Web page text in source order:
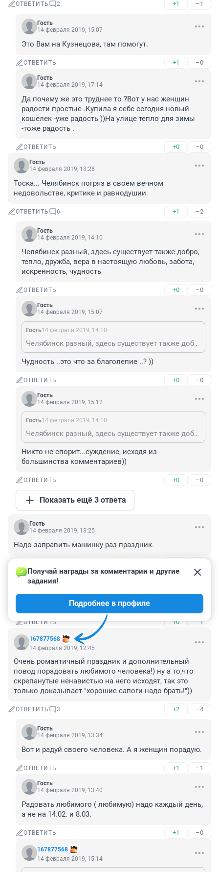
ОТВЕТИТЬ 2 +1 –1
Гость
14 февраля 2019, 15:07
Это Вам на Кузнецова, там помогут.
ОТВЕТИТЬ +1 –0
Гость
14 февраля 2019, 17:14
Да почему же это труднее то ?Вот у нас женщин
радости простые .Купила я себе сегодня новый
кошелек -уже радость ))На улице тепло для зимы
-тоже радость .
ОТВЕТИТЬ +0 –0
Гость
14 февраля 2019, 13:28
Тоска... Челябинск погряз в своем вечном
недовольстве, критике и равнодушии.
ОТВЕТИТЬ 6 +1 –2
Гость
14 февраля 2019, 14:10
Челябинск разный, здесь существует также добро,
тепло, дружба, вера в настоящую любовь, забота,
искренность, чудность
ОТВЕТИТЬ +0 –0
Гость
14 февраля 2019, 15:07
Гость14 февраля 2019, 14:10
Челябинск разный, здесь существует также добро, тепло, дружба, вера в настоящую любовь, забота, искренность, чудность
Чудность ..это что за благолепие ..? ))
ОТВЕТИТЬ +0 –0
Гость
14 февраля 2019, 15:12
Гость14 февраля 2019, 14:10
Челябинск разный, здесь существует также добро, тепло, дружба, вера в настоящую любовь, забота, искренность, чудность
Никто не спорит...суждение, исходя из
большинства комментариев))
ОТВЕТИТЬ +0 –0
Показать ещё 3 ответа
Гость
14 февраля 2019, 13:25
Надо заправить машинку раз праздник.
Гость
Лучше в утиль сдай ее - природе поможешь!
ОТВЕТИТЬ +0 –1
167877568
Получай награды за комментарии и другие
задания!
Подробнее в профиле
14 февраля 2019, 12:45
Очень романтичный праздник и дополнительный
повод порадовать любимого человека!) ну а то,что
скрепанутые ненавистью на него исходят, так это
только доказывает "хорошие сапоги-надо брать!"))
ОТВЕТИТЬ 3 +2 –4
Гость
14 февраля 2019, 13:34
Вот и радуй своего человека. А я женщин порадую.
ОТВЕТИТЬ +1 –1
Гость
14 февраля 2019, 13:40
Радовать любимого ( любимую) надо каждый день,
а не на 14.02. и 8.03.
ОТВЕТИТЬ +1 –0
167877568
14 февраля 2019, 15:14